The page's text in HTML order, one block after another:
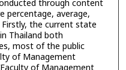
through content
percentage, average,
the current state
Thailand both
most of the public
of Management